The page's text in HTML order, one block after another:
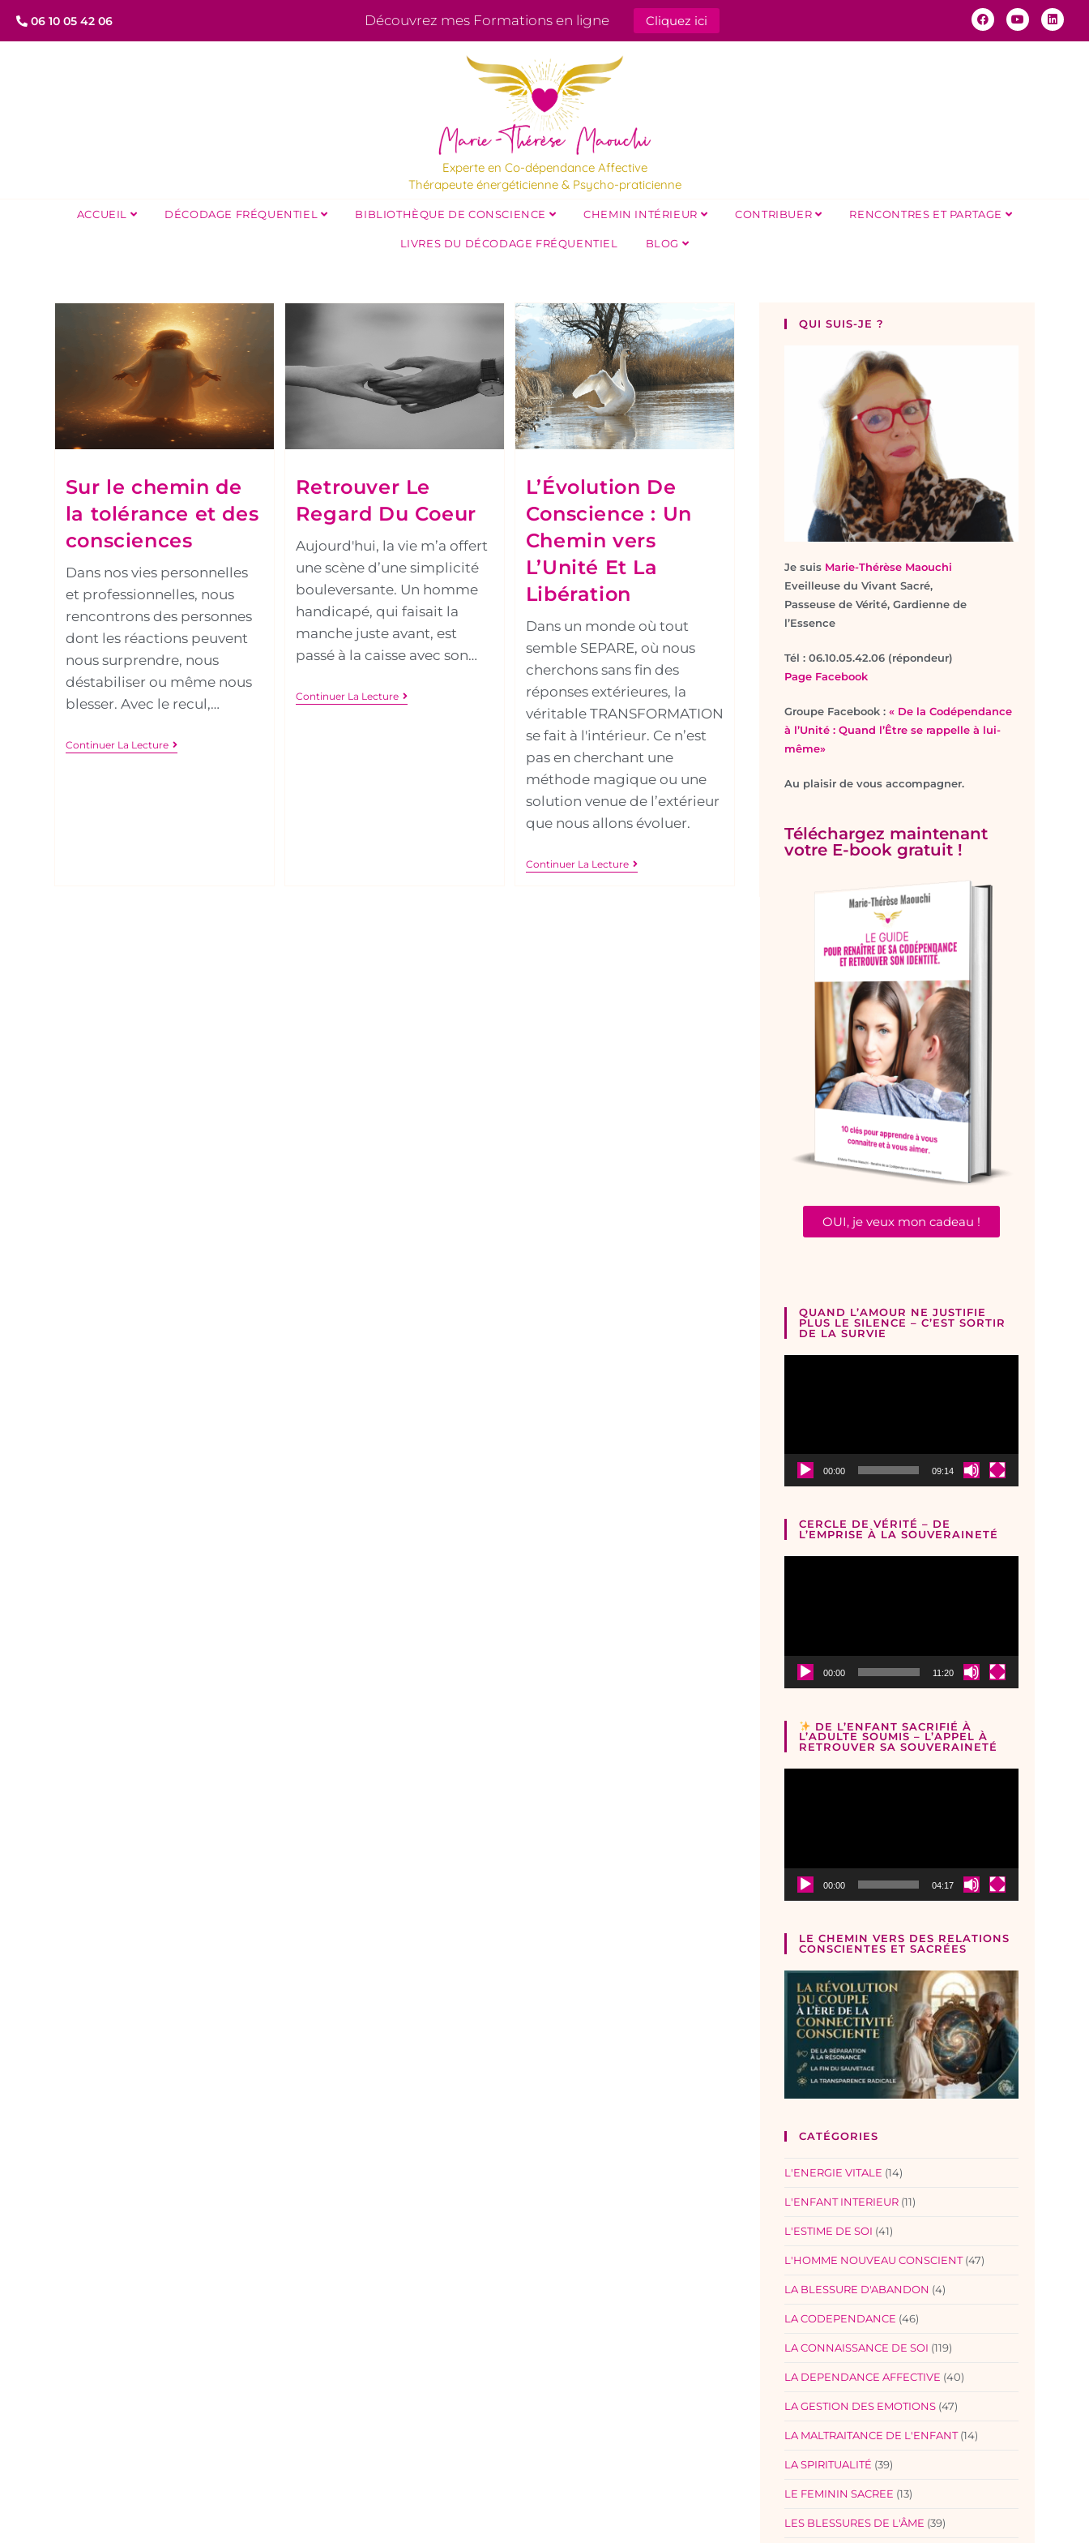
06 10 05 42 06 Découvrez mes Formations en ligne Cliquez ici
Experte en Co-dépendance Affective
Thérapeute énergéticienne & Psycho-praticienne
ACCUEIL DÉCODAGE FRÉQUENTIEL BIBLIOTHÈQUE DE CONSCIENCE CHEMIN INTÉRIEUR CONTRIBUER RENCONTRES ET PARTAGE
LIVRES DU DÉCODAGE FRÉQUENTIEL BLOG
Sur le chemin de
la tolérance et des
consciences
Dans nos vies personnelles
et professionnelles, nous
rencontrons des personnes
dont les réactions peuvent
nous surprendre, nous
déstabiliser ou même nous
blesser. Avec le recul,…
Continuer La Lecture
Retrouver Le
Regard Du Coeur
Aujourd'hui, la vie m’a offert
une scène d’une simplicité
bouleversante. Un homme
handicapé, qui faisait la
manche juste avant, est
passé à la caisse avec son…
Continuer La Lecture
L’Évolution De
Conscience : Un
Chemin vers
L’Unité Et La
Libération
Dans un monde où tout
semble SEPARE, où nous
cherchons sans fin des
réponses extérieures, la
véritable TRANSFORMATION
se fait à l'intérieur. Ce n’est
pas en cherchant une
méthode magique ou une
solution venue de l’extérieur
que nous allons évoluer.
Continuer La Lecture
QUI SUIS-JE ?
Je suis Marie-Thérèse Maouchi
Eveilleuse du Vivant Sacré,
Passeuse de Vérité, Gardienne de
l’Essence
Tél : 06.10.05.42.06 (répondeur)
Page Facebook
Groupe Facebook :« De la Codépendance
à l’Unité : Quand l’Être se rappelle à lui-
même»
Au plaisir de vous accompagner.
Téléchargez maintenant
votre E-book gratuit !
OUI, je veux mon cadeau !
QUAND L’AMOUR NE JUSTIFIE
PLUS LE SILENCE – C’EST SORTIR
DE LA SURVIE
00:00 09:14
CERCLE DE VÉRITÉ – DE
L’EMPRISE À LA SOUVERAINETÉ
00:00 11:20
DE L’ENFANT SACRIFIÉ À
L’ADULTE SOUMIS – L’APPEL À
RETROUVER SA SOUVERAINETÉ
00:00 04:17
LE CHEMIN VERS DES RELATIONS
CONSCIENTES ET SACRÉES
CATÉGORIES
L'ENERGIE VITALE (14)
L'ENFANT INTERIEUR (11)
L'ESTIME DE SOI (41)
L'HOMME NOUVEAU CONSCIENT (47)
LA BLESSURE D'ABANDON (4)
LA CODEPENDANCE (46)
LA CONNAISSANCE DE SOI (119)
LA DEPENDANCE AFFECTIVE (40)
LA GESTION DES EMOTIONS (47)
LA MALTRAITANCE DE L'ENFANT (14)
LA SPIRITUALITÉ (39)
LE FEMININ SACREE (13)
LES BLESSURES DE L'ÂME (39)